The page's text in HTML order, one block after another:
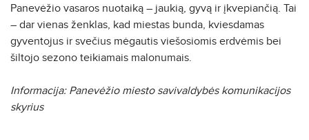
Panevėžio vasaros nuotaiką – jaukią, gyvą ir įkvepiančią. Tai
– dar vienas ženklas, kad miestas bunda, kviesdamas
gyventojus ir svečius mėgautis viešosiomis erdvėmis bei
šiltojo sezono teikiamais malonumais.
Informacija: Panevėžio miesto savivaldybės komunikacijos
skyrius